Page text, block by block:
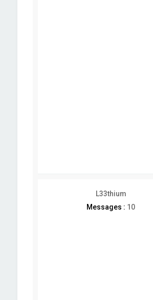
L33thium
Messages : 10